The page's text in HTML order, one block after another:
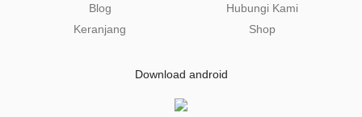
Blog
Keranjang
Hubungi Kami
Shop
Download android